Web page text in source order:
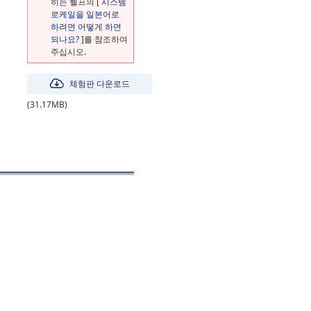
로케일을 일본어로
하려면 어떻게 하면
되나요?]를 참조하여
주십시오.
체험판 다운로드
(31.17MB)